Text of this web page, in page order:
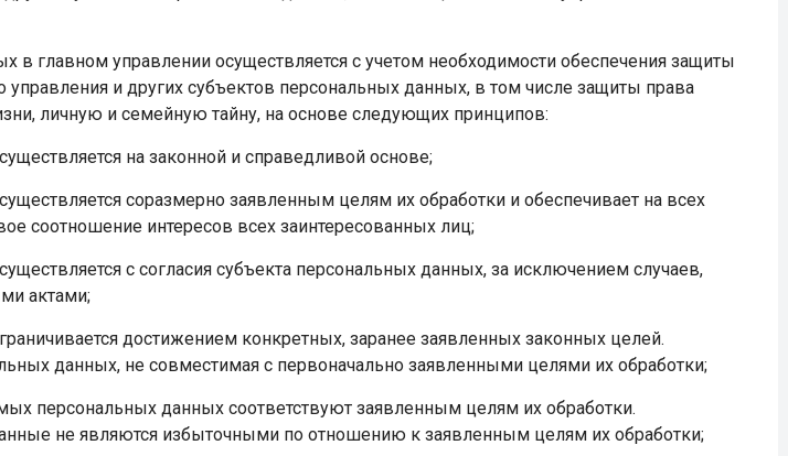
в главном управлении осуществляется с учетом необходимости обеспечения защиты
управления и других субъектов персональных данных, в том числе защиты права
личную и семейную тайну, на основе следующих принципов:
на законной и справедливой основе;
соразмерно заявленным целям их обработки и обеспечивает на всех
соотношение интересов всех заинтересованных лиц;
с согласия субъекта персональных данных, за исключением случаев,
актами;
достижением конкретных, заранее заявленных законных целей.
данных, не совместимая с первоначально заявленными целями их обработки;
персональных данных соответствуют заявленным целям их обработки.
не являются избыточными по отношению к заявленным целям их обработки;